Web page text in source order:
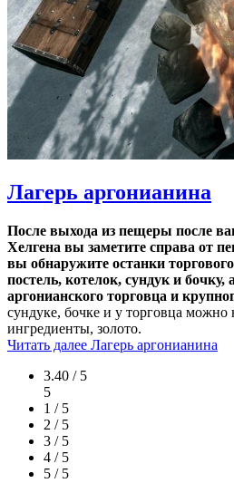
Лагерь аргонианина
После выхода из пещеры после
Хелгена вы заметите справа от
вы обнаружите останки
постель, котелок, сундук и бочку,
аргонианского торговца и
сундуке, бочке и у торговца можно
ингредиенты, золото.
Читать далее Лагерь аргонианина
3.40 / 5
5
1 / 5
2 / 5
3 / 5
4 / 5
5 / 5